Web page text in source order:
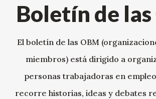
Boletín de
El boletín de las OBM
miembros) está dirigido a
personas trabajadoras en
recorre historias, ideas y debates